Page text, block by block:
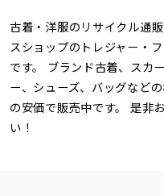
古着・洋服のリサイクル通
スショップのトレジャー・
です。 ブランド古着、スカ
ー、シューズ、バッグなど
の安価で販売中です。 是非
い！